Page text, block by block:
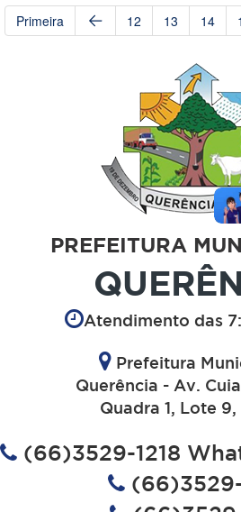
Primeira 12 13 14
PREFEITURA
Atendimento das
Prefeitura
Querência - Av.
Quadra 1, Lote
(66)3529-1218